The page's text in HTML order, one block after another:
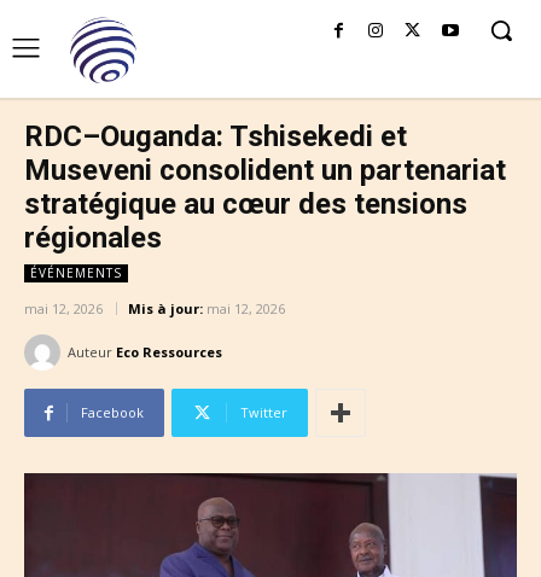
RDC–Ouganda: Tshisekedi et
Museveni consolident un partenariat
stratégique au cœur des tensions
régionales
ÉVÉNEMENTS
mai 12, 2026 Mis à jour: mai 12, 2026
Auteur Eco Ressources
Facebook Twitter